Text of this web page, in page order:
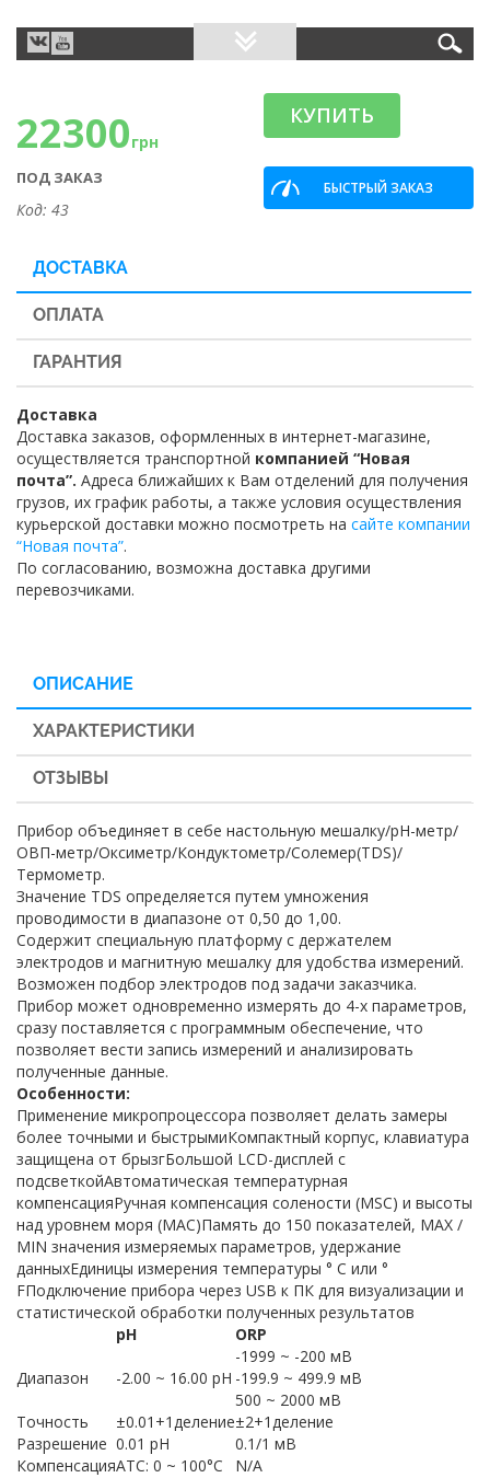
22300грн
ПОД ЗАКАЗ
Код: 43
КУПИТЬ
БЫСТРЫЙ ЗАКАЗ
ДОСТАВКА
ОПЛАТА
ГАРАНТИЯ
Доставка
Доставка заказов, оформленных в интернет-магазине,
осуществляется транспортной компанией “Новая
почта”. Адреса ближайших к Вам отделений для получения
грузов, их график работы, а также условия осуществления
курьерской доставки можно посмотреть на сайте компании
“Новая почта”.
По согласованию, возможна доставка другими
перевозчиками.
ОПИСАНИЕ
ХАРАКТЕРИСТИКИ
ОТЗЫВЫ
Прибор объединяет в себе настольную мешалку/рН-метр/
ОВП-метр/Оксиметр/Кондуктометр/Солемер(TDS)/
Термометр.
Значение TDS определяется путем умножения
проводимости в диапазоне от 0,50 до 1,00.
Содержит специальную платформу с держателем
электродов и магнитную мешалку для удобства измерений.
Возможен подбор электродов под задачи заказчика.
Прибор может одновременно измерять до 4-х параметров,
сразу поставляется с программным обеспечение, что
позволяет вести запись измерений и анализировать
полученные данные.
Особенности:
Применение микропроцессора позволяет делать замеры
более точными и быстрымиКомпактный корпус, клавиатура
защищена от брызгБольшой LCD-дисплей с
подсветкойАвтоматическая температурная
компенсацияРучная компенсация солености (MSC) и высоты
над уровнем моря (MAC)Память до 150 показателей, MAX /
MIN значения измеряемых параметров, удержание
данныхЕдиницы измерения температуры ° C или °
FПодключение прибора через USB к ПК для визуализации и
статистической обработки полученных результатов
pH
ORP
Диапазон -2.00 ~ 16.00 pH
-1999 ~ -200 мВ
-199.9 ~ 499.9 мВ
500 ~ 2000 мВ
Точность
±0.01+1деление±2+1деление
Разрешение 0.01 рН
0.1/1 мВ
КомпенсацияАТС: 0 ~ 100°С N/A